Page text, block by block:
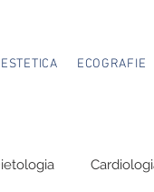
ECOGRAFIE